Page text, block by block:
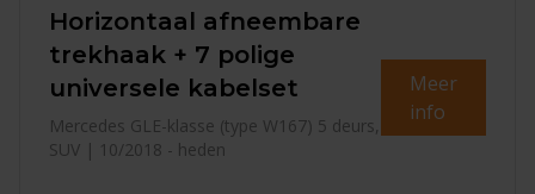
Horizontaal afneembare
trekhaak + 7 polige
universele kabelset
Mercedes GLE-klasse (type W167) 5 deurs,
SUV | 10/2018 - heden
Meer
info